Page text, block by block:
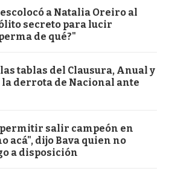
a Natalia Oreiro al
secreto para lucir
de qué?"
tablas del Clausura, Anual y
la derrota de Nacional ante
permitir salir campeón en
acá", dijo Bava quien no
a disposición